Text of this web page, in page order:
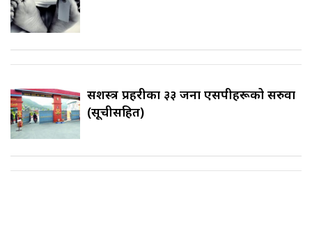
सशस्त्र प्रहरीका ३३ जना एसपीहरूको सरुवा
(सूचीसहित)